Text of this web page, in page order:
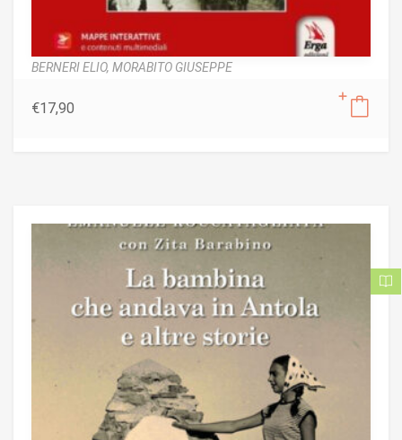
BERNERI ELIO, MORABITO GIUSEPPE
€17,90